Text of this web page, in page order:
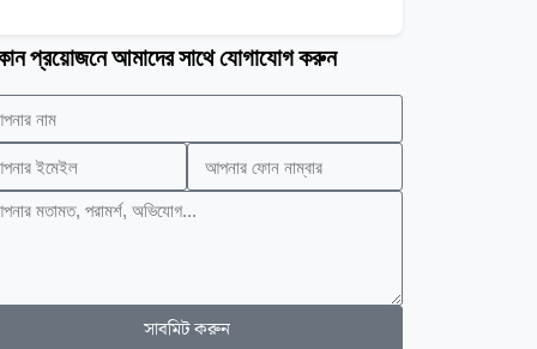
প্রয়োজনে আমাদের সাথে যোগাযোগ করুন
সাবমিট করুন